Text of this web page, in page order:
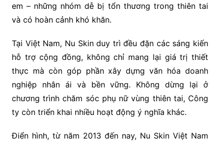
em – những nhóm dễ bị tổn thương trong thiên tai
và có hoàn cảnh khó khăn.
Tại Việt Nam, Nu Skin duy trì đều đặn các sáng kiến
hỗ trợ cộng đồng, không chỉ mang lại giá trị thiết
thực mà còn góp phần xây dựng văn hóa doanh
nghiệp nhân ái và bền vững. Không dừng lại ở
chương trình chăm sóc phụ nữ vùng thiên tai, Công
ty còn triển khai nhiều hoạt động ý nghĩa khác.
Điển hình, từ năm 2013 đến nay, Nu Skin Việt Nam